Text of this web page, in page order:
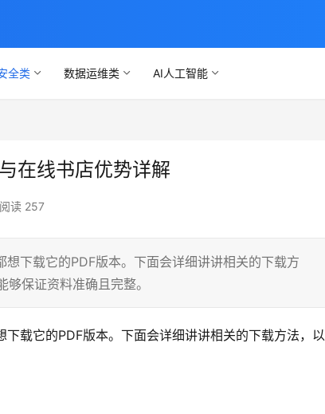
全类 数据运维类 AI人工智能
在线书店优势详解
阅读 257
下载它的PDF版本。下面会详细讲讲相关的下载方
保证资料准确且完整。
载它的PDF版本。下面会详细讲讲相关的下载方法，以